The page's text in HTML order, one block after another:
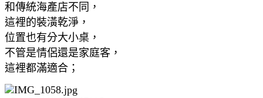
和傳統海產店不同，
這裡的裝潢乾淨，
位置也有分大小桌，
不管是情侶還是家庭客，
這裡都滿適合；